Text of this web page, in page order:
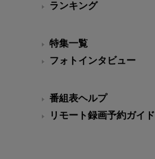
ランキング
特集一覧
フォトインタビュー
番組表ヘルプ
リモート録画予約ガイド